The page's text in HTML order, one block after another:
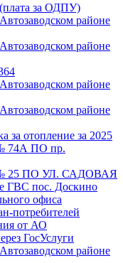
за ОДПУ)
районе
районе
районе
районе
за отопление за 2025
ПО пр.
ПО УЛ. САДОВАЯ
ГВС пос. Доскино
офиса
потребителей
от АО
ГосУслуги
районе